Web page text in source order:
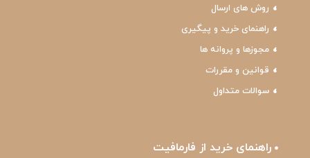
روش های ارسال
راهنمای خرید و پیگیری
مجوزها و پروانه ها
قوانین و مقررات
سوالات متداول
راهنمای خرید از فارمافیت